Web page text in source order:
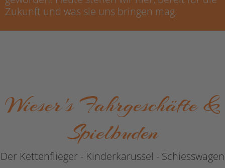
Zukunft und was sie uns bringen mag.
Wieser's Fahrgeschäfte &
Spielbuden
Der Kettenflieger - Kinderkarussel - Schiesswagen